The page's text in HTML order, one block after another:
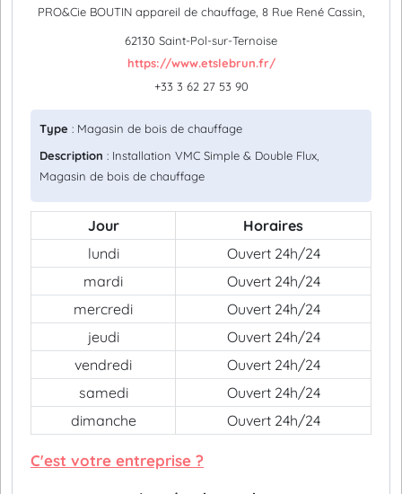
PRO&Cie BOUTIN appareil de chauffage, 8 Rue René Cassin,
62130 Saint-Pol-sur-Ternoise
https://www.etslebrun.fr/
+33 3 62 27 53 90
Type : Magasin de bois de chauffage
Description : Installation VMC Simple & Double Flux,
Magasin de bois de chauffage
Jour
Horaires
lundi
Ouvert 24h/24
mardi
Ouvert 24h/24
mercredi
Ouvert 24h/24
jeudi
Ouvert 24h/24
vendredi
Ouvert 24h/24
samedi
Ouvert 24h/24
dimanche
Ouvert 24h/24
C'est votre entreprise ?